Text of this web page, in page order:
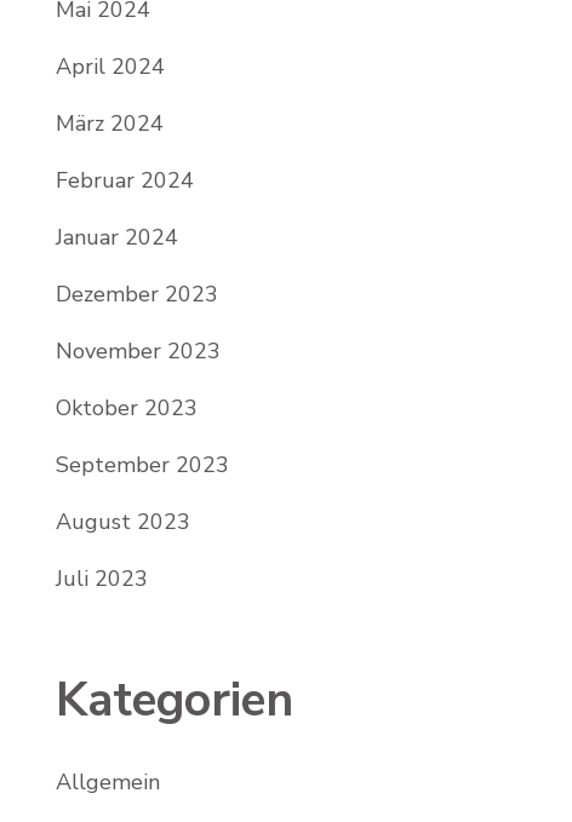
Mai 2024
April 2024
März 2024
Februar 2024
Januar 2024
Dezember 2023
November 2023
Oktober 2023
September 2023
August 2023
Juli 2023
Kategorien
Allgemein